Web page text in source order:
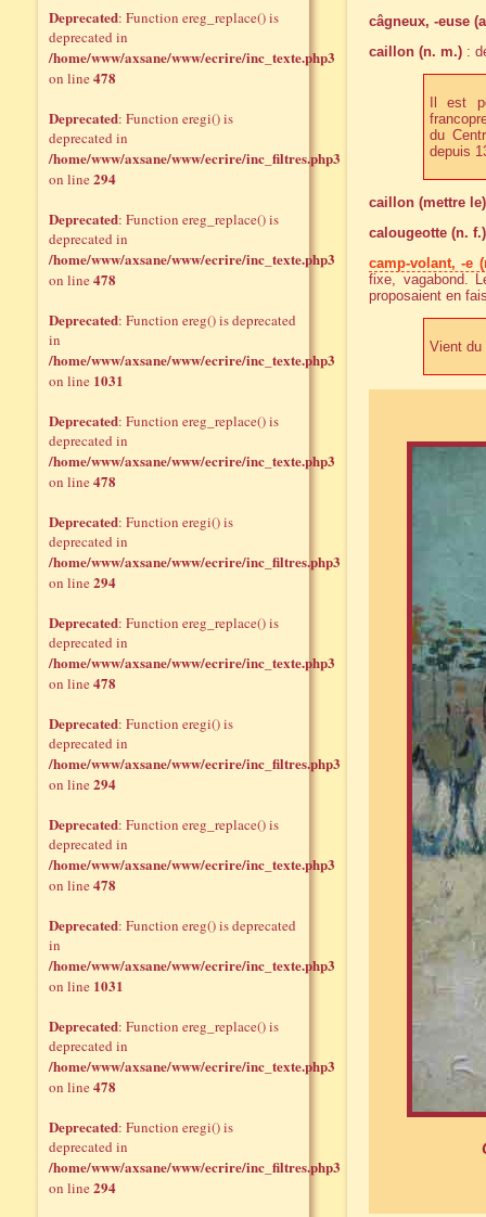
câgneux, -euse
caillon (n. m.) :
Il est
du
depuis
caillon (mettre le)
calougeotte (n. f.)
camp-volant, -e
fixe, vagabond.
proposaient en
Vient du
Deprecated: Function ereg_replace() is
deprecated in
/home/www/axsane/www/ecrire/inc_texte.php3
on line478
Deprecated: Function eregi() is
deprecated in
/home/www/axsane/www/ecrire/inc_filtres.php3
on line294
Deprecated: Function ereg_replace() is
deprecated in
/home/www/axsane/www/ecrire/inc_texte.php3
on line478
Deprecated: Function ereg() is deprecated
in
/home/www/axsane/www/ecrire/inc_texte.php3
on line 1031
Deprecated: Function ereg_replace() is
deprecated in
/home/www/axsane/www/ecrire/inc_texte.php3
on line478
Deprecated: Function eregi() is
deprecated in
/home/www/axsane/www/ecrire/inc_filtres.php3
on line294
Deprecated: Function ereg_replace() is
deprecated in
/home/www/axsane/www/ecrire/inc_texte.php3
on line478
Deprecated: Function eregi() is
deprecated in
/home/www/axsane/www/ecrire/inc_filtres.php3
on line294
Deprecated: Function ereg_replace() is
deprecated in
/home/www/axsane/www/ecrire/inc_texte.php3
on line478
Deprecated: Function ereg() is deprecated
in
/home/www/axsane/www/ecrire/inc_texte.php3
on line 1031
Deprecated: Function ereg_replace() is
deprecated in
/home/www/axsane/www/ecrire/inc_texte.php3
on line478
Deprecated: Function eregi() is
deprecated in
/home/www/axsane/www/ecrire/inc_filtres.php3
on line294